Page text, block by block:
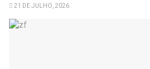
21 DE JULHO, 2026